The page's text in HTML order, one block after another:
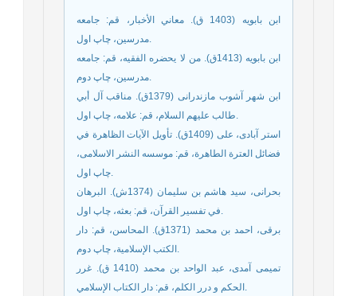
ابن بابویه (1403 ق). معاني الأخبار، قم: جامعه
مدرسين‏، چاپ اول.
ابن بابویه (1413ق). من لا يحضره الفقيه، قم: جامعه
مدرسين‏، چاپ دوم.
ابن شهر آشوب مازندرانى (1379ق). مناقب آل أبي
طالب عليهم السلام، قم: علامه، چاپ اول.
استر آبادی، علی (1409ق). تأويل الآيات الظاهرة في
فضائل العترة الطاهرة، قم: موسسه النشر الاسلامی،
چاپ اول.
بحرانی، سید هاشم بن سلیمان (1374ش). البرهان
في تفسير القرآن، قم: بعثه، چاپ اول.
برقى، احمد بن محمد (1371ق). المحاسن، قم: دار
الكتب الإسلامية، چاپ دوم.
تميمى آمدى، عبد الواحد بن محمد (1410 ق). غرر
الحكم و درر الكلم، قم: دار الكتاب الإسلامي.